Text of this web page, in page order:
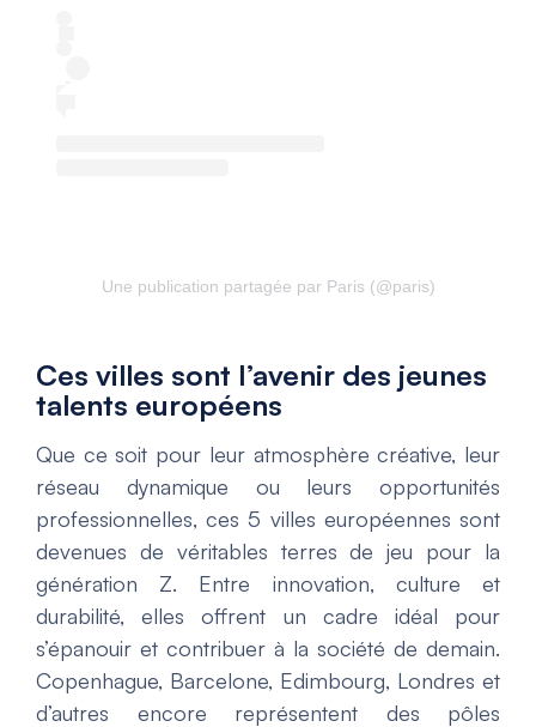
Une publication partagée par Paris (@paris)
Ces villes sont l’avenir des jeunes
talents européens
Que ce soit pour leur atmosphère créative, leur
réseau dynamique ou leurs opportunités
professionnelles, ces 5 villes européennes sont
devenues de véritables terres de jeu pour la
génération Z. Entre innovation, culture et
durabilité, elles offrent un cadre idéal pour
s’épanouir et contribuer à la société de demain.
Copenhague, Barcelone, Edimbourg, Londres et
d’autres encore représentent des pôles